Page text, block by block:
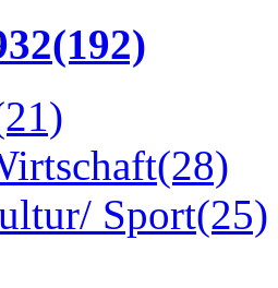
(192)
(28)
Sport(25)